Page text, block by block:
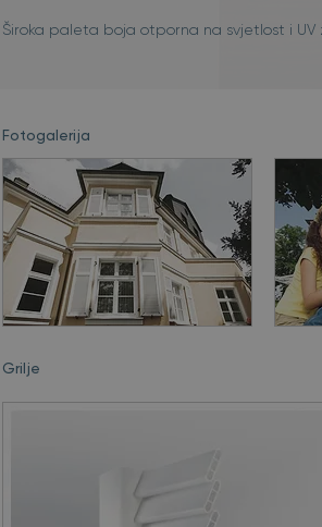
Široka paleta boja otporna na svjetlost i UV
Fotogalerija
Grilje